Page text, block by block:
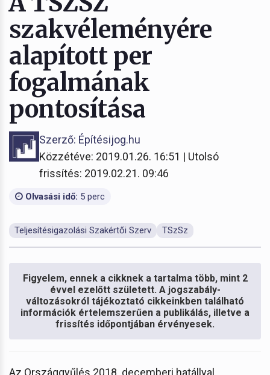
szakvéleményére
alapított per
fogalmának
pontosítása
Szerző: Építésijog.hu
Közzétéve: 2019.01.26. 16:51 | Utolsó
frissítés: 2019.02.21. 09:46
Olvasási idő: 5 perc
Teljesítésigazolási Szakértői Szerv TSzSz
Figyelem, ennek a cikknek a tartalma több, mint 2
évvel ezelőtt született. A jogszabály-
változásokról tájékoztató cikkeinkben található
információk értelemszerűen a publikálás, illetve a
frissítés időpontjában érvényesek.
Az Országgyűlés 2018. decemberi hatállyal